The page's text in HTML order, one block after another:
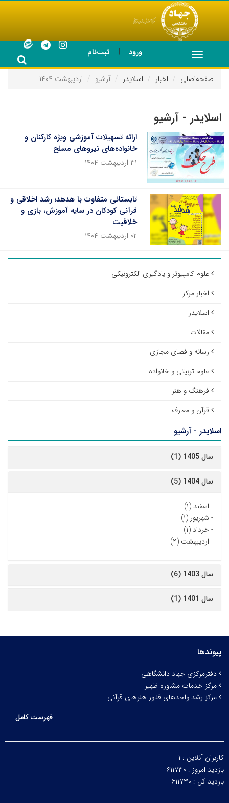
ورود | ثبت‌نام
Toggle
navigation
صفحه‌اصلی
اخبار اسلایدر آرشیو اردیبهشت ۱۴۰۴
اسلایدر - آرشیو
ارائه تسهیلات آموزشی ویژه کارکنان و
خانواده‌های نیروهای مسلح
۳۱ اردیبهشت ۱۴۰۴
تابستانی متفاوت با هدهد؛ رشد اخلاقی و
قرآنی کودکان در سایه آموزش، بازی و
خلاقیت
۰۲ اردیبهشت ۱۴۰۴
علوم کامپیوتر و یادگیری الکترونیکی
اخبار مرکز
اسلایدر
مقالات
رسانه و فضای مجازی
علوم تربیتی و خانواده
فرهنگ و هنر
قرآن و معارف
اسلایدر - آرشیو
سال 1405 (1)
سال 1404 (5)
- اسفند (۱)
- شهریور (۱)
- خرداد (۱)
- اردیبهشت (۲)
سال 1403 (6)
سال 1401 (1)
پیوندها
دفترمرکزی جهاد دانشگاهی
مرکز خدمات مشاوره ظهیر
مرکز رشد واحدهای فناور هنرهای قرآنی
فهرست کامل
کاربران آنلاین : ۱
بازدید امروز : ۶۱۱۷۳۰
بازدید کل : ۶۱۱۷۳۰